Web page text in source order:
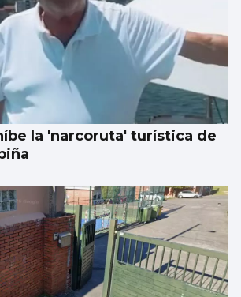
sugiere que no habrá nubes
la 'narcoruta' turística de